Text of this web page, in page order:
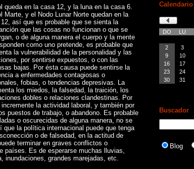
queda en la casa 12, y la luna en la casa 6.
Marte, y el Nodo Lunar Norte quedan en la
así que es probable que se sienta la
que las cosas no funcionan o que se
o de alguna manera el cuerpo y la mente
como uno pretende, es probable que
la vulnerabilidad de la personalidad y las
por sentirse expuestos, o con las
bajas. Por ésta causa puede sentirse la
a enfermedades contagiosas o
fobias, o tendencias depresivas. La
los miedos, la falsedad, la traición, los
dobles o relaciones clandestinas. Por
la actividad laboral, y también por
puestos de trabajo, o abandono. Es probable
o oscurecidas de alguna manera, no se
que la política internacional puede que tenga
o de falsedad, en la actitud de
terminar en graves conflictos o
países. Es de esperarse muchas lluvias,
inundaciones, grandes marejadas, etc.
Calendario
DO LU
2
3
9
10
16
17
23
24
30
31
Buscador
Blog